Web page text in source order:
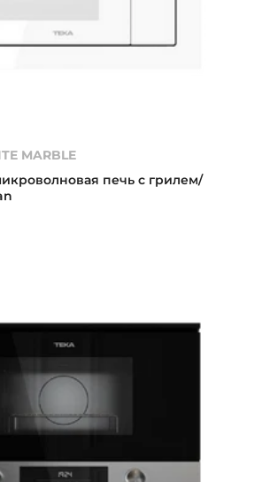
MARBLE
печь с грилем/